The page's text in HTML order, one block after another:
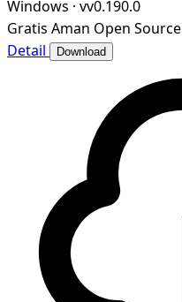
Windows · vv0.190.0
Gratis Aman Open Source
Detail
Download